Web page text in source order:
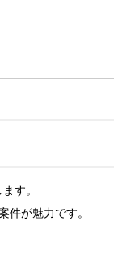
す。
件が魅力です。